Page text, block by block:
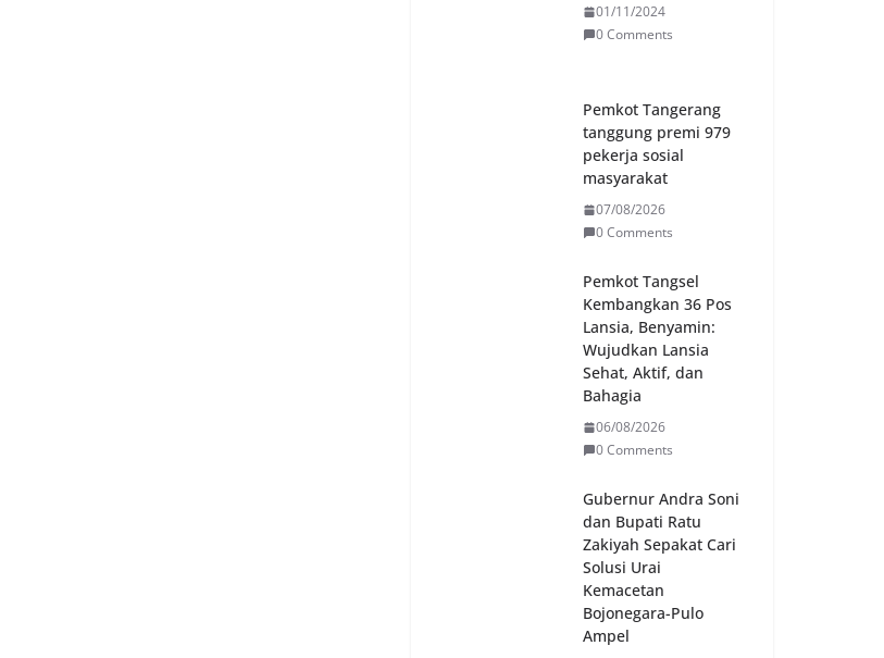
01/11/2024
0 Comments
Pemkot Tangerang
tanggung premi 979
pekerja sosial
masyarakat
07/08/2026
0 Comments
Pemkot Tangsel
Kembangkan 36 Pos
Lansia, Benyamin:
Wujudkan Lansia
Sehat, Aktif, dan
Bahagia
06/08/2026
0 Comments
Gubernur Andra Soni
dan Bupati Ratu
Zakiyah Sepakat Cari
Solusi Urai
Kemacetan
Bojonegara-Pulo
Ampel